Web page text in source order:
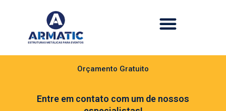
Orçamento Gratuito
Entre em contato com um de nossos